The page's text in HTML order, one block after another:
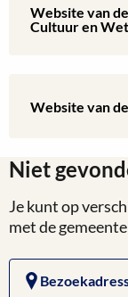
Bosch
Open
over
Website van
Cultuur en
Lees
van
de
Rijksoverheid:
Onderwijs,
Website van
Lees
over
Website
de
Niet
Je kunt op
met de